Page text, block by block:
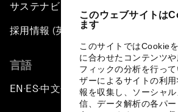
このウェブサイトは
ます
このサイトではCookie
に合わせたコンテンツ
フィックの分析を行っ
ザーによるサイトの利
報を収集し、ソーシャ
信、データ解析の各パ
サステナビリティへの取り組み
採用情報 (英語のみ)
言語
EN ▪ES▪中文▪ 日本語